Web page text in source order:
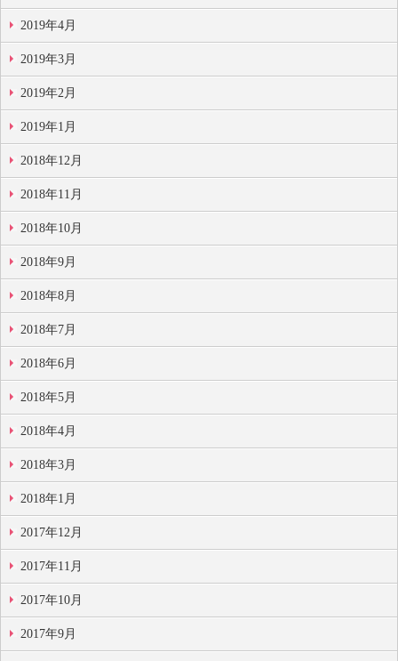
2019年4月
2019年3月
2019年2月
2019年1月
2018年12月
2018年11月
2018年10月
2018年9月
2018年8月
2018年7月
2018年6月
2018年5月
2018年4月
2018年3月
2018年1月
2017年12月
2017年11月
2017年10月
2017年9月